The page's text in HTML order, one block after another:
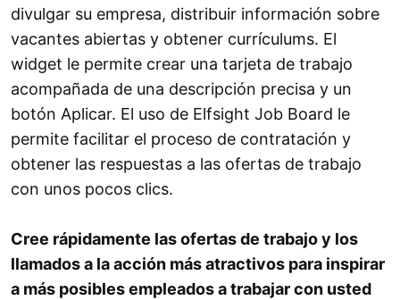
divulgar su empresa, distribuir información sobre
vacantes abiertas y obtener currículums. El
widget le permite crear una tarjeta de trabajo
acompañada de una descripción precisa y un
botón Aplicar. El uso de Elfsight Job Board le
permite facilitar el proceso de contratación y
obtener las respuestas a las ofertas de trabajo
con unos pocos clics.
Cree rápidamente las ofertas de trabajo y los
llamados a la acción más atractivos para inspirar
a más posibles empleados a trabajar con usted